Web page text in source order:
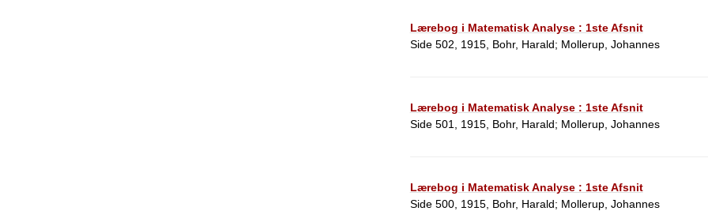
Lærebog i Matematisk Analyse : 1ste Afsnit
Side 502, 1915, Bohr, Harald; Mollerup, Johannes
Lærebog i Matematisk Analyse : 1ste Afsnit
Side 501, 1915, Bohr, Harald; Mollerup, Johannes
Lærebog i Matematisk Analyse : 1ste Afsnit
Side 500, 1915, Bohr, Harald; Mollerup, Johannes